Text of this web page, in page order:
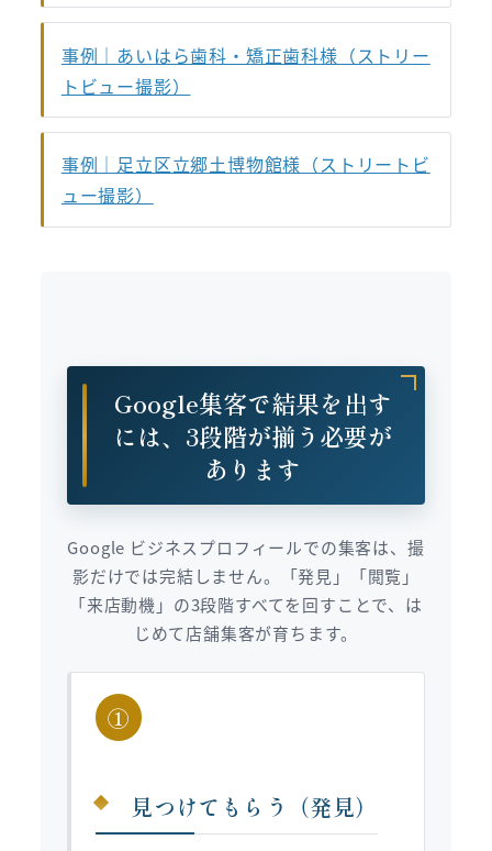
事例｜あいはら歯科・矯正歯科様（ストリー
トビュー撮影）
事例｜足立区立郷土博物館様（ストリートビ
ュー撮影）
Google集客で結果を出す
には、3段階が揃う必要が
あります
Google ビジネスプロフィールでの集客は、撮
影だけでは完結しません。「発見」「閲覧」
「来店動機」の3段階すべてを回すことで、は
じめて店舗集客が育ちます。
①
見つけてもらう（発見）